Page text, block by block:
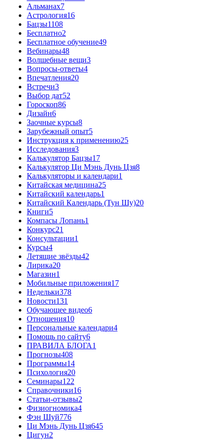
Альманах7
Астрология16
Бацзы1108
Бесплатно2
Бесплатное обучение49
Вебинары48
Волшебные вещи3
Вопросы-ответы4
Впечатления20
Встречи3
Выбор дат52
Гороскоп86
Дизайн6
Заочные курсы8
Зарубежный опыт5
Инструкция к применению25
Исследования3
Калькулятор Бацзы17
Калькулятор Ци Мэнь Дунь Цзя8
Калькуляторы и календари1
Китайская медицина25
Китайский календарь1
Китайский Календарь (Тун Шу)20
Книги5
Компасы Лопань1
Конкурс21
Консультации1
Курсы4
Летящие звёзды42
Лирика20
Магазин1
Мобильные приложения17
Недельки378
Новости131
Обучающее видео6
Отношения10
Персональные календари4
Помощь по сайту6
ПРАВИЛА БЛОГА1
Прогнозы408
Программы14
Психология20
Семинары122
Справочники16
Статьи-отзывы2
Физиогномика4
Фэн Шуй776
Ци Мэнь Дунь Цзя645
Цигун2